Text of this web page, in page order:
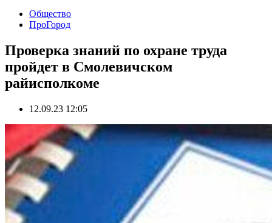
Общество
ПроГород
Проверка знаний по охране труда
пройдет в Смолевичском
райисполкоме
12.09.23 12:05